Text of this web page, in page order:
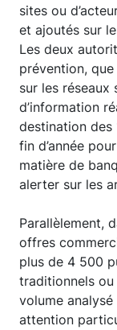
sites ou
et ajoutés sur
Les deux
prévention,
sur les réseaux
d’information
destination des
fin d’année
matière de
alerter sur les
Parallèlement,
offres
plus de 4 500
traditionnels
volume
attention